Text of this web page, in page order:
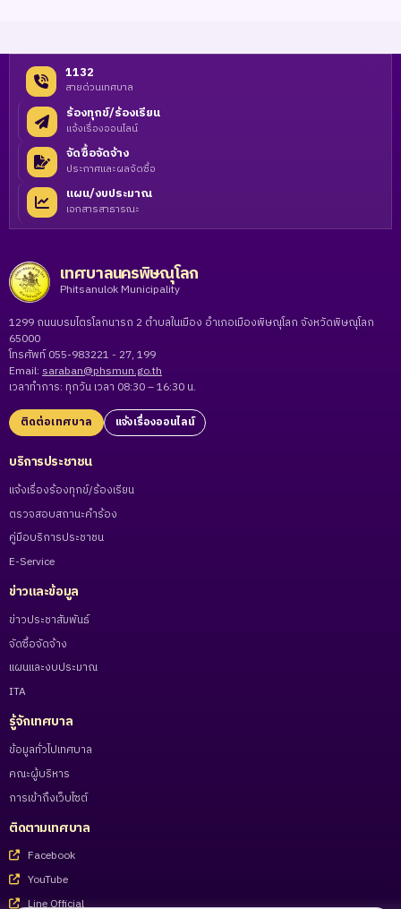
1132
สายด่วนเทศบาล
ร้องทุกข์/ร้องเรียน
แจ้งเรื่องออนไลน์
จัดซื้อจัดจ้าง
ประกาศและผลจัดซื้อ
แผน/งบประมาณ
เอกสารสาธารณะ
เทศบาลนครพิษณุโลก
Phitsanulok Municipality
1299 ถนนบรมไตรโลกนารถ 2 ตำบลในเมือง อำเภอเมืองพิษณุโลก จังหวัดพิษณุโลก
65000
โทรศัพท์ 055-983221 - 27, 199
Email: saraban@phsmun.go.th
เวลาทำการ: ทุกวัน เวลา 08:30 – 16:30 น.
ติดต่อเทศบาล แจ้งเรื่องออนไลน์
บริการประชาชน
แจ้งเรื่องร้องทุกข์/ร้องเรียน
ตรวจสอบสถานะคำร้อง
คู่มือบริการประชาชน
E-Service
ข่าวและข้อมูล
ข่าวประชาสัมพันธ์
จัดซื้อจัดจ้าง
แผนและงบประมาณ
ITA
รู้จักเทศบาล
ข้อมูลทั่วไปเทศบาล
คณะผู้บริหาร
การเข้าถึงเว็บไซต์
ติดตามเทศบาล
Facebook
YouTube
Line Official